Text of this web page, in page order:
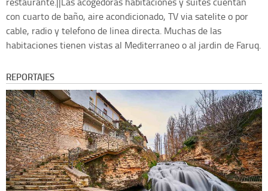
con cuarto de baño, aire acondicionado, TV via satelite o por
cable, radio y telefono de linea directa. Muchas de las
habitaciones tienen vistas al Mediterraneo o al jardin de Faruq.
REPORTAJES